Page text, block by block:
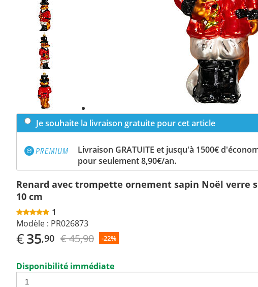
Previous
slide
Next
slide
Je souhaite la livraison gratuite pour cet article
Livraison GRATUITE et jusqu'à 1500€
pour seulement 8,90€/an.
Renard avec trompette ornement sapin Noël verre
10 cm
1
Modèle : PR026873
€35,90 € 45,90 -22%
Disponibilité immédiate